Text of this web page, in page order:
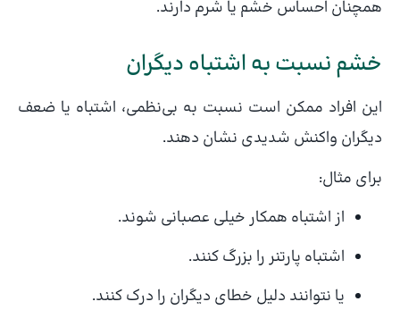
همچنان احساس خشم یا شرم دارند.
خشم نسبت به اشتباه دیگران
این افراد ممکن است نسبت به بی‌نظمی، اشتباه یا ضعف
دیگران واکنش شدیدی نشان دهند.
برای مثال:
از اشتباه همکار خیلی عصبانی شوند.
اشتباه پارتنر را بزرگ کنند.
یا نتوانند دلیل خطای دیگران را درک کنند.